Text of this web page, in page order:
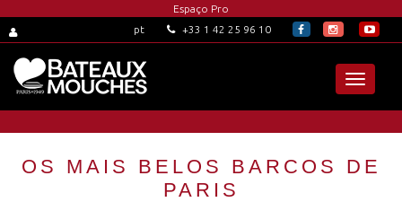
Espaço Pro
pt
+33 1 42 25 96 10
Toggle
OS MAIS BELOS BARCOS DE
PARIS